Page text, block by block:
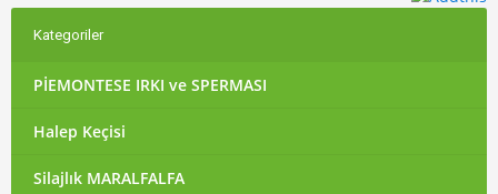
Kategoriler
PİEMONTESE IRKI ve SPERMASI
Halep Keçisi
Silajlık MARALFALFA